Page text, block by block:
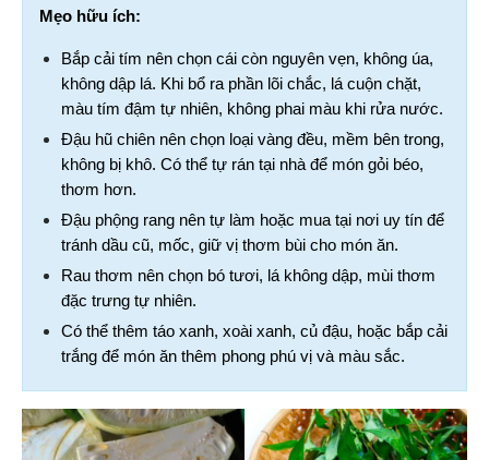
Mẹo hữu ích:
Bắp cải tím nên chọn cái còn nguyên vẹn, không úa,
không dập lá. Khi bổ ra phần lõi chắc, lá cuộn chặt,
màu tím đậm tự nhiên, không phai màu khi rửa nước.
Đậu hũ chiên nên chọn loại vàng đều, mềm bên trong,
không bị khô. Có thể tự rán tại nhà để món gỏi béo,
thơm hơn.
Đậu phộng rang nên tự làm hoặc mua tại nơi uy tín để
tránh dầu cũ, mốc, giữ vị thơm bùi cho món ăn.
Rau thơm nên chọn bó tươi, lá không dập, mùi thơm
đặc trưng tự nhiên.
Có thể thêm táo xanh, xoài xanh, củ đậu, hoặc bắp cải
trắng để món ăn thêm phong phú vị và màu sắc.